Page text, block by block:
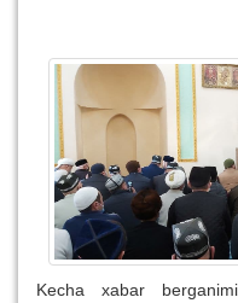
Kecha xabar